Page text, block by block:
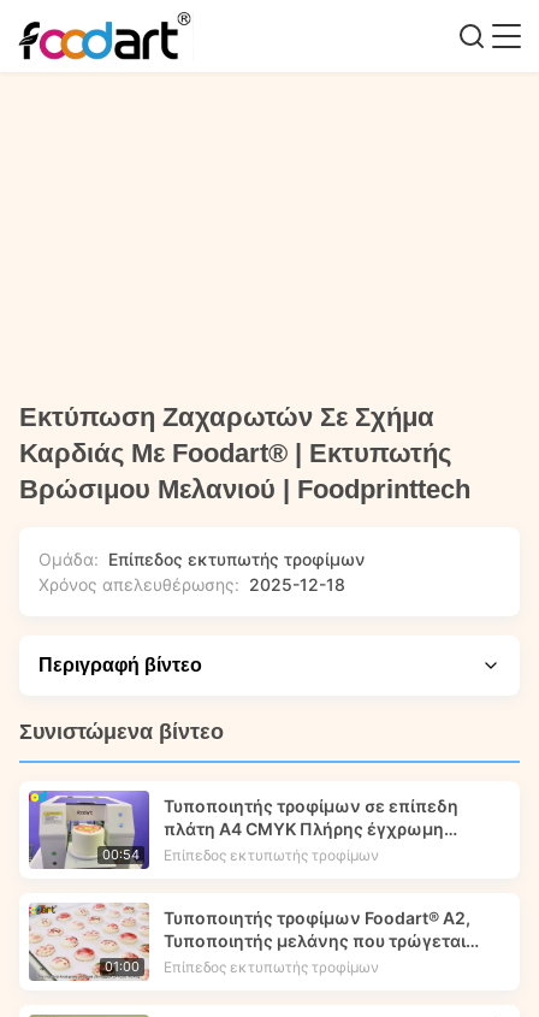
Εκτύπωση Ζαχαρωτών Σε Σχήμα
Καρδιάς Με Foodart® | Εκτυπωτής
Βρώσιμου Μελανιού | Foodprinttech
Ομάδα: Επίπεδος εκτυπωτής τροφίμων
Χρόνος απελευθέρωσης: 2025-12-18
Περιγραφή βίντεο
Σκέφτεστε να προσθέσετε προσαρμοσμένες βρώσιμες
marshmallows σε σχήμα καρδιάς χρησιμοποιώντας τον
εκτυπωτή βρώσιμου μελανιού Foodart® από την
Foodprinttech. Θα δείτε την πλήρη διαδικασία εκτύπωσης,
πώς αυτή η τεχνολογία μπορεί να βελτιώσει τις βρώσιμες
δημιουργίες σας για ειδικές εκδηλώσεις ή προσφορές
λιανικής.
Συνιστώμενα βίντεο
00:54
Τυποποιητής τροφίμων σε επίπεδη
πλάτη Α4 CMYK Πλήρης έγχρωμη
εκτύπωση - Foodart®
Επίπεδος εκτυπωτής τροφίμων
01:00
Τυποποιητής τροφίμων Foodart® A2,
Τυποποιητής μελάνης που τρώγεται
Τυπώνει εικόνα λουλουδιών στα
Επίπεδος εκτυπωτής τροφίμων